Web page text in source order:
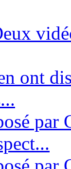
ont
par